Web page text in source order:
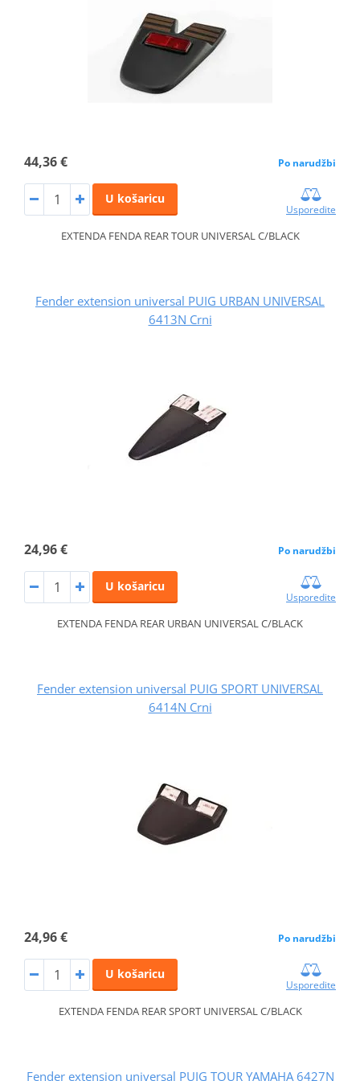
44,36 € Po narudžbi
U košaricu
Usporedite
EXTENDA FENDA REAR TOUR UNIVERSAL C/BLACK
Fender extension universal PUIG URBAN UNIVERSAL
6413N Crni
24,96 € Po narudžbi
U košaricu
Usporedite
EXTENDA FENDA REAR URBAN UNIVERSAL C/BLACK
Fender extension universal PUIG SPORT UNIVERSAL
6414N Crni
24,96 € Po narudžbi
U košaricu
Usporedite
EXTENDA FENDA REAR SPORT UNIVERSAL C/BLACK
Fender extension universal PUIG TOUR YAMAHA 6427N